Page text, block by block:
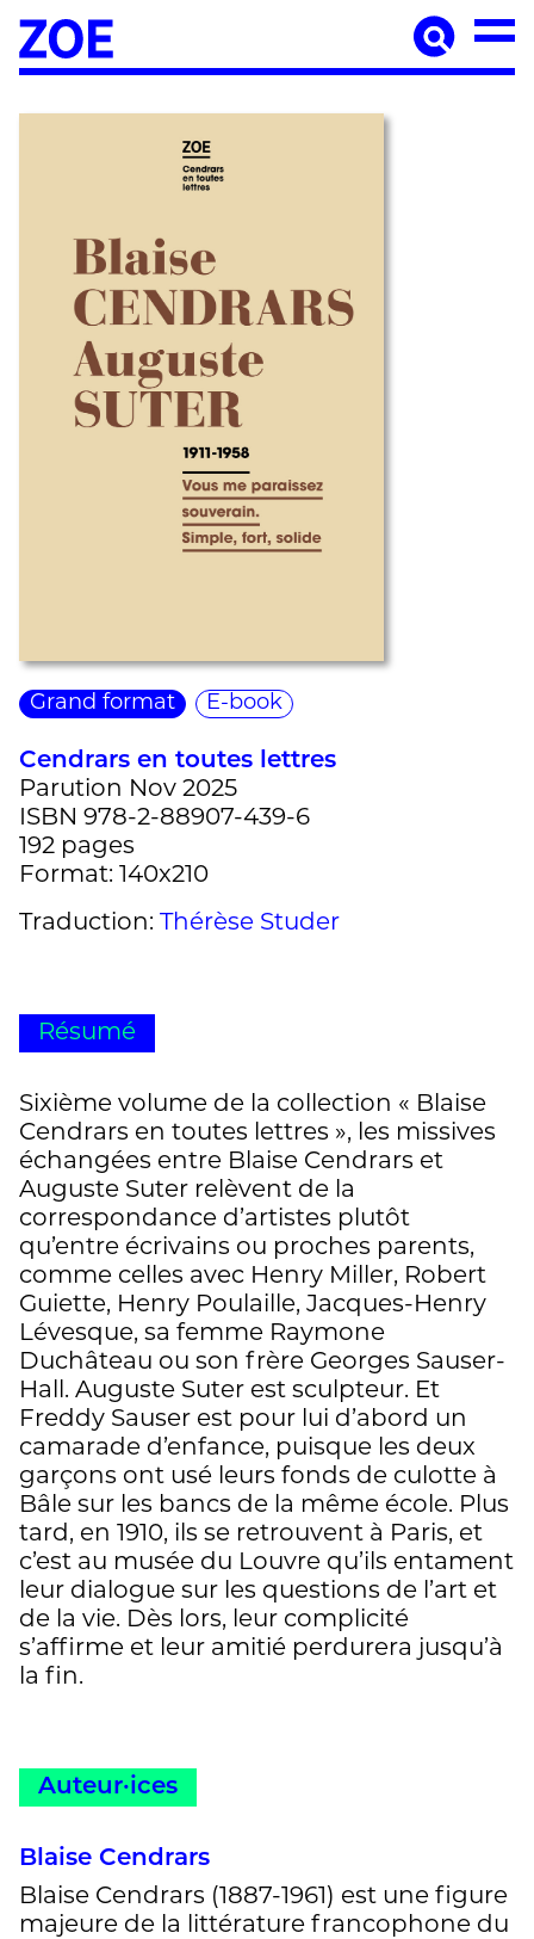
Accueil
À paraître
Catalogue
Auteur·ices
Les éditions Zoé
Diffusion
Médiation culturelle
Manuscrits
Foreign rights
Mentions légales
Newsletter
Grand format E-book
Cendrars en toutes lettres
Parution Nov 2025
ISBN 978-2-88907-439-6
192 pages
Format: 140x210
Traduction: Thérèse Studer
Résumé
Sixième volume de la collection « Blaise
Cendrars en toutes lettres », les missives
échangées entre Blaise Cendrars et
Auguste Suter relèvent de la
correspondance d’artistes plutôt
qu’entre écrivains ou proches parents,
comme celles avec Henry Miller, Robert
Guiette, Henry Poulaille, Jacques-Henry
Lévesque, sa femme Raymone
Duchâteau ou son frère Georges Sauser-
Hall. Auguste Suter est sculpteur. Et
Freddy Sauser est pour lui d’abord un
camarade d’enfance, puisque les deux
garçons ont usé leurs fonds de culotte à
Bâle sur les bancs de la même école. Plus
tard, en 1910, ils se retrouvent à Paris, et
c’est au musée du Louvre qu’ils entament
leur dialogue sur les questions de l’art et
de la vie. Dès lors, leur complicité
s’affirme et leur amitié perdurera jusqu’à
la fin.
Auteur·ices
Blaise Cendrars
Blaise Cendrars (1887-1961) est une figure
majeure de la littérature francophone du